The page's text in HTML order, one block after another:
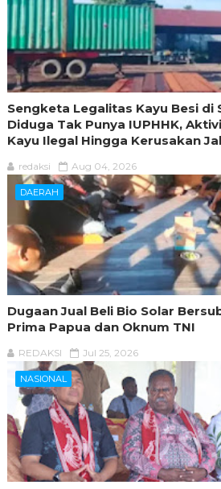
Sengketa Legalitas Kayu Besi di
Diduga Tak Punya IUPHHK,
Kayu Ilegal Hingga Kerusakan
redaksi Aug 04, 2026
DAERAH
Dugaan Jual Beli Bio Solar
Prima Papua dan Oknum TNI
REDAKSI Jul 25, 2026
NASIONAL